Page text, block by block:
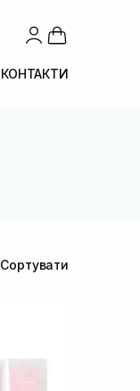
КОНТАКТИ
Сортувати